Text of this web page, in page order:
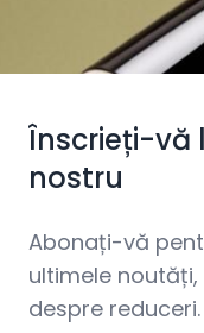
Înscrieți-vă
nostru
Abonați-vă
ultimele
despre reduceri.